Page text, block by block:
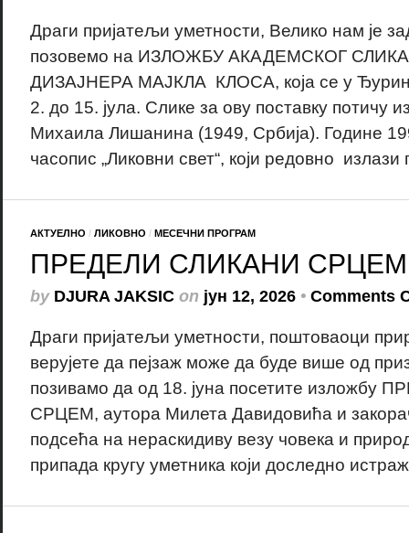
Драги пријатељи уметности, Велико нам је
позовемо на ИЗЛОЖБУ АКАДЕМСКОГ
ДИЗАЈНЕРА МАЈКЛА КЛОСА, која се у
2. до 15. јула. Слике за ову поставку потичу
Михаила Лишанина (1949, Србија). Године
часопис „Ликовни свет“, који редовно излази
АКТУЕЛНО / ЛИКОВНО / МЕСЕЧНИ ПРОГРАМ
ПРЕДЕЛИ СЛИКАНИ СРЦЕМ
by DJURA JAKSICon јун 12, 2026 • Comments
Драги пријатељи уметности, поштоваоци
верујете да пејзаж може да буде више од
позивамо да од 18. јуна посетите изложбу
СРЦЕМ, аутора Милета Давидовића и
подсећа на нераскидиву везу човека и
припада кругу уметника који доследно